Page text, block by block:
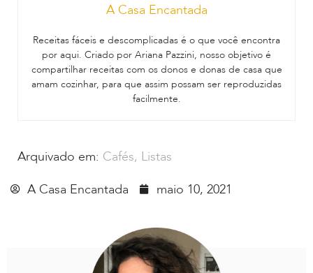
A Casa Encantada
Receitas fáceis e descomplicadas é o que você encontra
por aqui. Criado por Ariana Pazzini, nosso objetivo é
compartilhar receitas com os donos e donas de casa que
amam cozinhar, para que assim possam ser reproduzidas
facilmente.
Arquivado em: Cafés, Listas
A Casa Encantada
maio 10, 2021